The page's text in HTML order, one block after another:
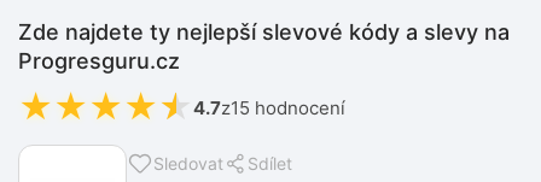
Sledovat Sdílet
Zde najdete ty nejlepší slevové kódy a slevy na
Progresguru.cz
★★★★★ 4.7z15 hodnocení